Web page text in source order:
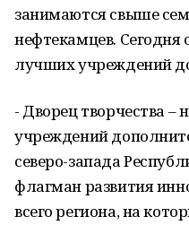
занимаются свыше
нефтекамцев. Сегодня
лучших учреждений
- Дворец творчества –
учреждений
северо-запада
флагман развития
всего региона, на